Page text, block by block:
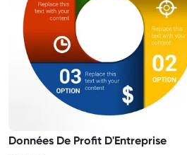
Données De Profit D'Entreprise